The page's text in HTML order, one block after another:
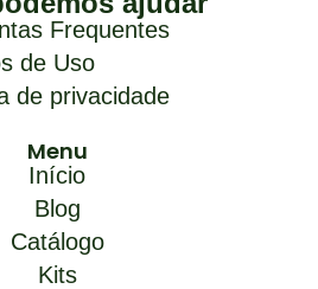
Frequentes
de Uso
de privacidade
Menu
Início
Blog
Catálogo
Kits